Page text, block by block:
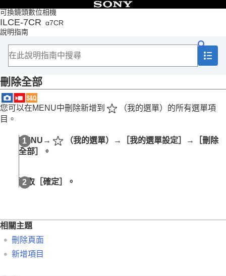
可換鏡頭數位相機
ILCE-7CR α7CR
說明指南
目錄
頁首
如何使用說明指南
檢查相機以及隨附的部件
基本操作
準備相機/基本拍攝操作
從MENU尋找功能
使用拍攝功能
自訂相機
相機的自訂功能
將常用的功能指派給按鈕和轉盤（
暫時變更轉盤的功能（
登錄及叫出相機設定
新增項目
刪除全部
您可以在MENU中刪除新增到 （我的選單）的所有選單項
目。
MENU → （我的選單）→ ［我的選單設定］ →
［刪除
全部］
。
選取 ［確定］ 。
相關主題
刪除頁面
新增項目